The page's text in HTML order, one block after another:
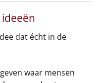
dat écht in de
waar mensen